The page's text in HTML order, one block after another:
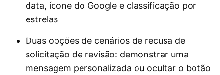
data, ícone do Google e classificação por
estrelas
Duas opções de cenários de recusa de
solicitação de revisão: demonstrar uma
mensagem personalizada ou ocultar o botão